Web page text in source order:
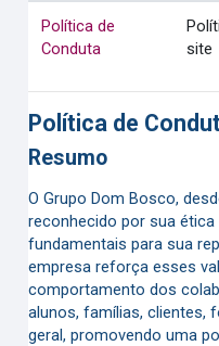
Política de
Conduta
site
Política de
Resumo
O Grupo Dom Bosco,
reconhecido por sua
fundamentais para sua
empresa reforça esses
comportamento dos
alunos, famílias, clientes,
geral, promovendo uma